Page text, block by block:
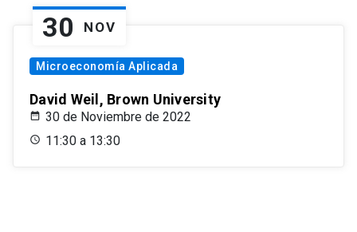
30 NOV
Microeconomía Aplicada
David Weil, Brown University
30 de Noviembre de 2022
11:30 a 13:30